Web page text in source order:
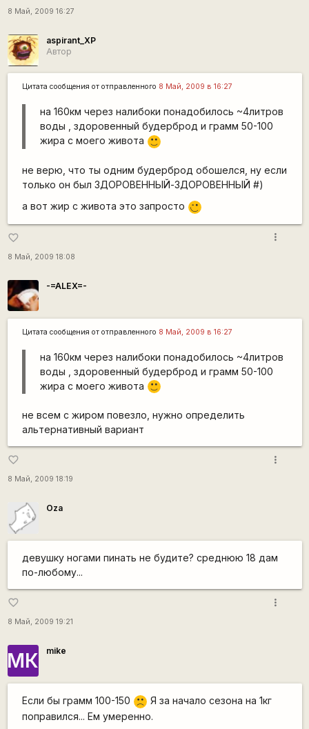
8 Май, 2009 16:27
aspirant_XP
Автор
Цитата сообщения от отправленного 8 Май, 2009 в 16:27
на 160км через налибоки понадобилось ~4литров
воды , здоровенный будерброд и грамм 50-100
жира с моего живота
:)
не верю, что ты одним будерброд обошелся, ну если
только он был ЗДОРОВЕННЫЙ-ЗДОРОВЕННЫЙ #)
а вот жир с живота это запросто
;)
favorite_border
8 Май, 2009 18:08
more_vert
-=ALEX=-
Цитата сообщения от отправленного 8 Май, 2009 в 16:27
на 160км через налибоки понадобилось ~4литров
воды , здоровенный будерброд и грамм 50-100
жира с моего живота
:)
не всем с жиром повезло, нужно определить
альтернативный вариант
favorite_border
8 Май, 2009 18:19
more_vert
Oza
девушку ногами пинать не будите? среднюю 18 дам
по-любому...
favorite_border
8 Май, 2009 19:21
more_vert
МК mike
Если бы грамм 100-150 :(
Я за начало сезона на 1кг
поправился... Ем умеренно.